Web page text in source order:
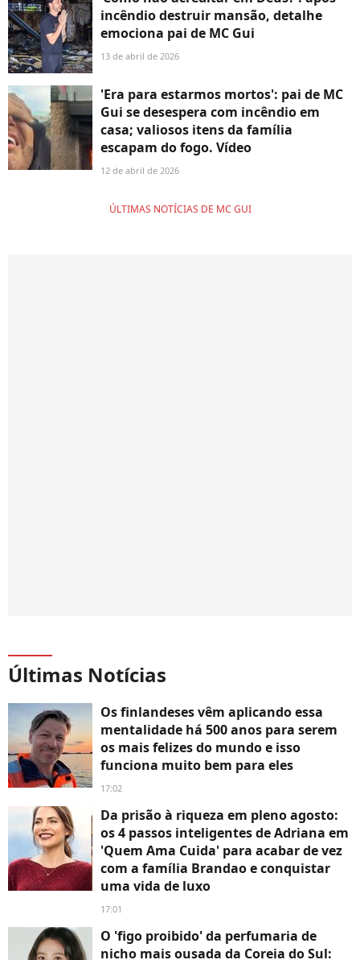
incêndio destruir mansão, detalhe
emociona pai de MC Gui
13 de abril de 2026
'Era para estarmos mortos': pai de MC
Gui se desespera com incêndio em
casa; valiosos itens da família
escapam do fogo. Vídeo
12 de abril de 2026
ÚLTIMAS NOTÍCIAS DE MC GUI
Últimas Notícias
Os finlandeses vêm aplicando essa
mentalidade há 500 anos para serem
os mais felizes do mundo e isso
funciona muito bem para eles
17:02
Da prisão à riqueza em pleno agosto:
os 4 passos inteligentes de Adriana em
'Quem Ama Cuida' para acabar de vez
com a família Brandao e conquistar
uma vida de luxo
17:01
O 'figo proibido' da perfumaria de
nicho mais ousada da Coreia do Sul: